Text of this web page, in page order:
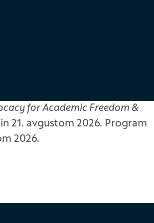
for Academic Freedom &
21. avgustom 2026. Program
2026.